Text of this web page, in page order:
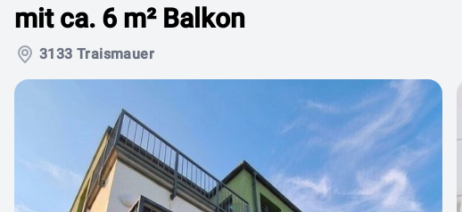
mit ca. 6 m² Balkon
3133 Traismauer